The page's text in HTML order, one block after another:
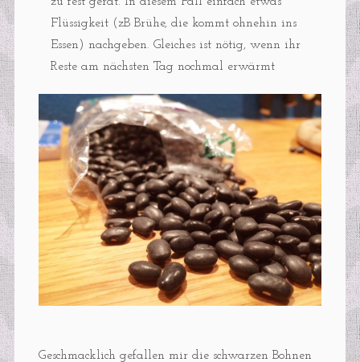
Flüssigkeit (zB Brühe, die kommt ohnehin ins
Essen) nachgeben. Gleiches ist nötig, wenn ihr
Reste am nächsten Tag nochmal erwärmt
Geschmacklich gefallen mir die schwarzen Bohnen